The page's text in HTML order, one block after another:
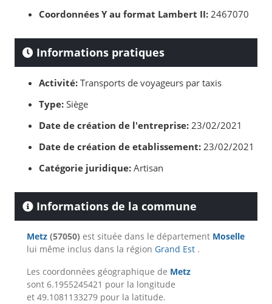
Coordonnées Y au format Lambert II: 2467070
Informations pratiques
Activité: Transports de voyageurs par taxis
Type: Siège
Date de création de l'entreprise: 23/02/2021
Date de création de etablissement: 23/02/2021
Catégorie juridique: Artisan
Informations de la commune
Metz (57050) est située dans le département Moselle
lui même inclus dans la région Grand Est .
Les coordonnées géographique de Metz
sont 6.1955245421 pour la longitude
et 49.1081133279 pour la latitude.